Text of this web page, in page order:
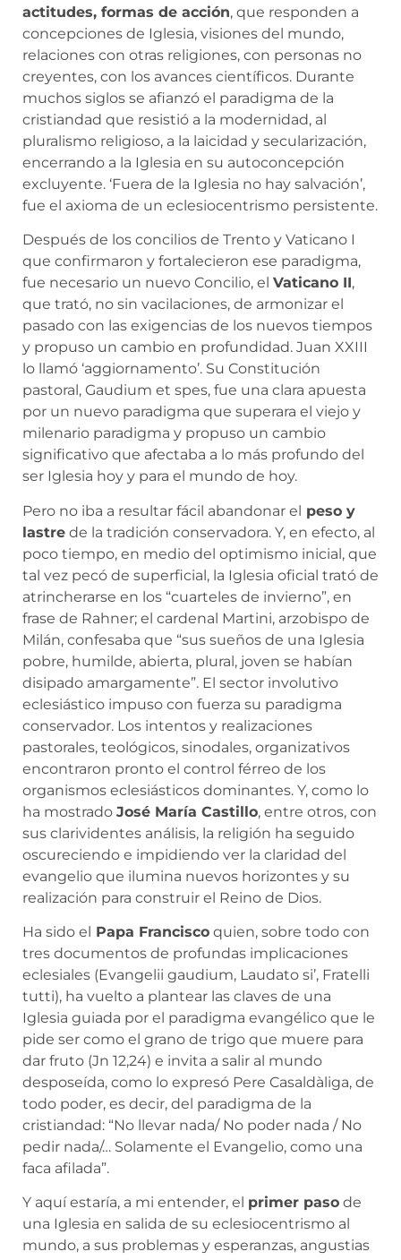
actitudes, formas de acción, que responden a
concepciones de Iglesia, visiones del mundo,
relaciones con otras religiones, con personas no
creyentes, con los avances científicos. Durante
muchos siglos se afianzó el paradigma de la
cristiandad que resistió a la modernidad, al
pluralismo religioso, a la laicidad y secularización,
encerrando a la Iglesia en su autoconcepción
excluyente. ‘Fuera de la Iglesia no hay salvación’,
fue el axioma de un eclesiocentrismo persistente.
Después de los concilios de Trento y Vaticano I
que confirmaron y fortalecieron ese paradigma,
fue necesario un nuevo Concilio, el Vaticano II,
que trató, no sin vacilaciones, de armonizar el
pasado con las exigencias de los nuevos tiempos
y propuso un cambio en profundidad. Juan XXIII
lo llamó ‘aggiornamento’. Su Constitución
pastoral, Gaudium et spes, fue una clara apuesta
por un nuevo paradigma que superara el viejo y
milenario paradigma y propuso un cambio
significativo que afectaba a lo más profundo del
ser Iglesia hoy y para el mundo de hoy.
Pero no iba a resultar fácil abandonar el peso y
lastre de la tradición conservadora. Y, en efecto, al
poco tiempo, en medio del optimismo inicial, que
tal vez pecó de superficial, la Iglesia oficial trató de
atrincherarse en los “cuarteles de invierno”, en
frase de Rahner; el cardenal Martini, arzobispo de
Milán, confesaba que “sus sueños de una Iglesia
pobre, humilde, abierta, plural, joven se habían
disipado amargamente”. El sector involutivo
eclesiástico impuso con fuerza su paradigma
conservador. Los intentos y realizaciones
pastorales, teológicos, sinodales, organizativos
encontraron pronto el control férreo de los
organismos eclesiásticos dominantes. Y, como lo
ha mostrado José María Castillo, entre otros, con
sus clarividentes análisis, la religión ha seguido
oscureciendo e impidiendo ver la claridad del
evangelio que ilumina nuevos horizontes y su
realización para construir el Reino de Dios.
Ha sido el Papa Francisco quien, sobre todo con
tres documentos de profundas implicaciones
eclesiales (Evangelii gaudium, Laudato si’, Fratelli
tutti), ha vuelto a plantear las claves de una
Iglesia guiada por el paradigma evangélico que le
pide ser como el grano de trigo que muere para
dar fruto (Jn 12,24) e invita a salir al mundo
desposeída, como lo expresó Pere Casaldàliga, de
todo poder, es decir, del paradigma de la
cristiandad: “No llevar nada/ No poder nada / No
pedir nada/… Solamente el Evangelio, como una
faca afilada”.
Y aquí estaría, a mi entender, el primer paso de
una Iglesia en salida de su eclesiocentrismo al
mundo, a sus problemas y esperanzas, angustias